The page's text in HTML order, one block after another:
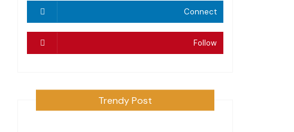
Connect
Follow
Trendy Post